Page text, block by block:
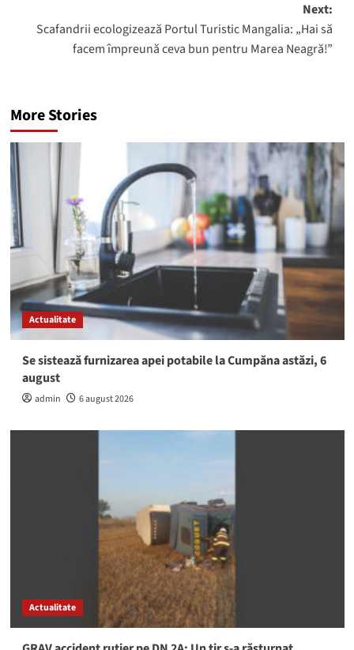
Next:
Scafandrii ecologizează Portul Turistic Mangalia: „Hai să
facem împreună ceva bun pentru Marea Neagră!”
More Stories
Actualitate
Se sistează furnizarea apei potabile la Cumpăna astăzi, 6
august
admin 6 august 2026
Actualitate